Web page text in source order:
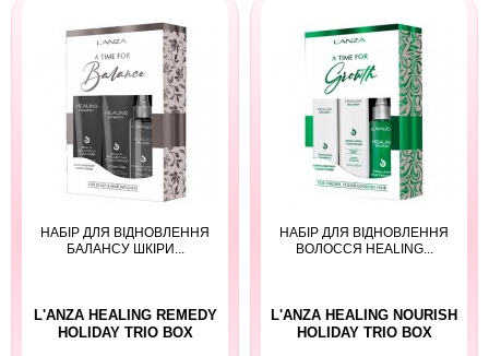
НАБІР ДЛЯ ВІДНОВЛЕННЯ
БАЛАНСУ ШКІРИ...
L'ANZA HEALING REMEDY
HOLIDAY TRIO BOX
НАБІР ДЛЯ ВІДНОВЛЕННЯ
ВОЛОССЯ HEALING...
L'ANZA HEALING NOURISH
HOLIDAY TRIO BOX